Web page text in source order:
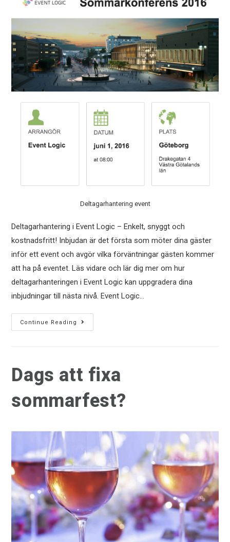
Deltagarhantering event
Deltagarhantering i Event Logic – Enkelt, snyggt och
kostnadsfritt! Inbjudan är det första som möter dina gäster
inför ett event och avgör vilka förväntningar gästen kommer
att ha på eventet. Läs vidare och lär dig mer om hur
deltagarhanteringen i Event Logic kan uppgradera dina
inbjudningar till nästa nivå. Event Logic…
Continue Reading
Dags att fixa
sommarfest?